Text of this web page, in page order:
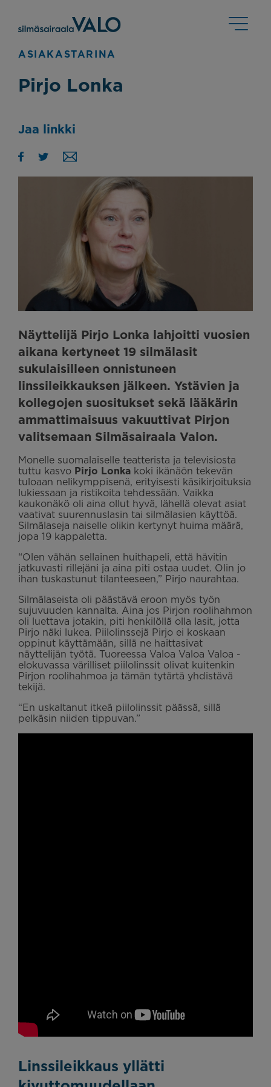
ASIAKASTARINA
Pirjo Lonka
Jaa linkki
Näyttelijä Pirjo Lonka lahjoitti vuosien
aikana kertyneet 19 silmälasit
sukulaisilleen onnistuneen
linssileikkauksen jälkeen. Ystävien ja
kollegojen suositukset sekä lääkärin
ammattimaisuus vakuuttivat Pirjon
valitsemaan Silmäsairaala Valon.
Monelle suomalaiselle teatterista ja televisiosta
tuttu kasvo Pirjo Lonka koki ikänäön tekevän
tuloaan nelikymppisenä, erityisesti käsikirjoituksia
lukiessaan ja ristikoita tehdessään. Vaikka
kaukonäkö oli aina ollut hyvä, lähellä olevat asiat
vaativat suurennuslasin tai silmälasien käyttöä.
Silmälaseja naiselle olikin kertynyt huima määrä,
jopa 19 kappaletta.
“Olen vähän sellainen huithapeli, että hävitin
jatkuvasti rillejäni ja aina piti ostaa uudet. Olin jo
ihan tuskastunut tilanteeseen,” Pirjo naurahtaa.
Silmälaseista oli päästävä eroon myös työn
sujuvuuden kannalta. Aina jos Pirjon roolihahmon
oli luettava jotakin, piti henkilöllä olla lasit, jotta
Pirjo näki lukea. Piilolinssejä Pirjo ei koskaan
oppinut käyttämään, sillä ne haittasivat
näyttelijän työtä. Tuoreessa Valoa Valoa Valoa -
elokuvassa värilliset piilolinssit olivat kuitenkin
Pirjon roolihahmoa ja tämän tytärtä yhdistävä
tekijä.
“En uskaltanut itkeä piilolinssit päässä, sillä
pelkäsin niiden tippuvan.”
Linssileikkaus yllätti